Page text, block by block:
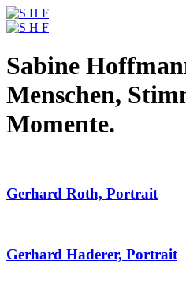
Sabine
Menschen,
Momente.
Gerhard Roth, Portrait
Gerhard Haderer, Portrait